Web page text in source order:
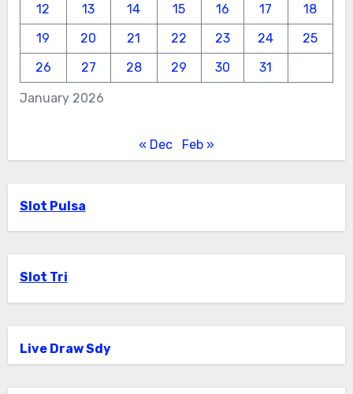
January 2026
12
13 14 15 16 17
18
19
20 21 22 23 24
25
26
27 28 29 30 31
« Dec Feb »
Slot Pulsa
Slot Tri
Live Draw Sdy